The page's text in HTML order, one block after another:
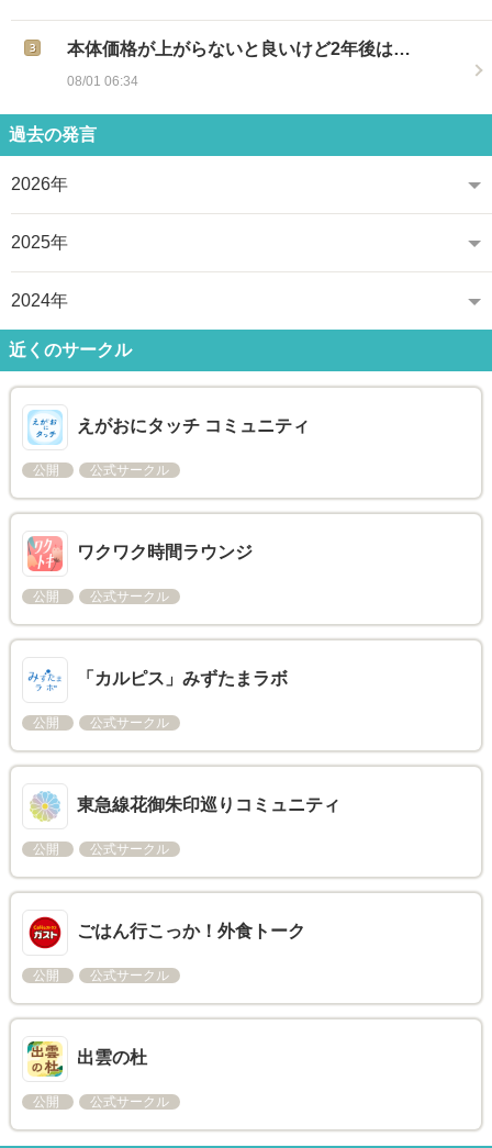
本体価格が上がらないと良いけど2年後は…
08/01 06:34
過去の発言
2026年
2025年
2024年
近くのサークル
えがおにタッチ コミュニティ
公開 公式サークル
ワクワク時間ラウンジ
公開 公式サークル
「カルピス」みずたまラボ
公開 公式サークル
東急線花御朱印巡りコミュニティ
公開 公式サークル
ごはん行こっか！外食トーク
公開 公式サークル
出雲の杜
公開 公式サークル